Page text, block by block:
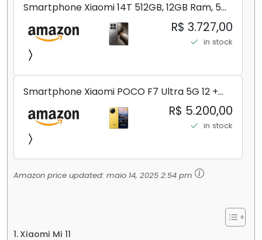
Smartphone Xiaomi 14T 512GB, 12GB Ram, 5G,
Leica, Cinza - no Brasil
R$ 3.727,00
in stock
Smartphone Xiaomi POCO F7 Ultra 5G 12 +
256GB/16+512GB Processador Snapdragon 8
Elite Top de Linha Chip VisionBoost D7 para
Jogos Pesados Tela Flow AMOLED 2K...
R$ 5.200,00
in stock
Amazon price updated: maio 14, 2025 2:54 pm
Xiaomi Mi 11